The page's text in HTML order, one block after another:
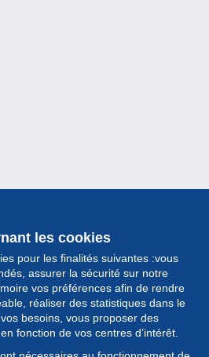
les cookies
pour les finalités suivantes :vous
assurer la sécurité sur notre
vos préférences afin de rendre
réaliser des statistiques dans le
besoins, vous proposer des
fonction de vos centres d’intérêt.